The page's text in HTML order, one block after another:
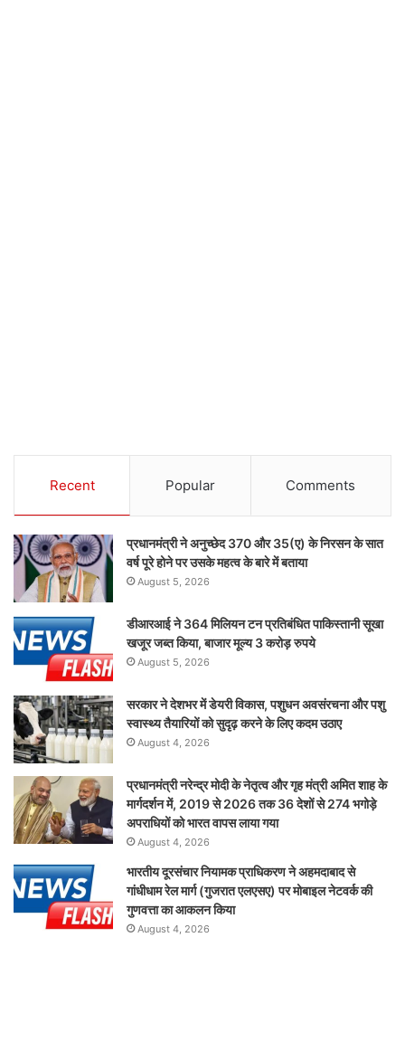
Recent Popular Comments
प्रधानमंत्री ने अनुच्छेद 370 और 35(ए) के निरसन के सात
वर्ष पूरे होने पर उसके महत्व के बारे में बताया
August 5, 2026
डीआरआई ने 364 मिलियन टन प्रतिबंधित पाकिस्तानी सूखा
खजूर जब्त किया, बाजार मूल्य 3 करोड़ रुपये
August 5, 2026
सरकार ने देशभर में डेयरी विकास, पशुधन अवसंरचना और पशु
स्वास्थ्य तैयारियों को सुदृढ़ करने के लिए कदम उठाए
August 4, 2026
प्रधानमंत्री नरेन्द्र मोदी के नेतृत्व और गृह मंत्री अमित शाह के
मार्गदर्शन में, 2019 से 2026 तक 36 देशों से 274 भगोड़े
अपराधियों को भारत वापस लाया गया
August 4, 2026
भारतीय दूरसंचार नियामक प्राधिकरण ने अहमदाबाद से
गांधीधाम रेल मार्ग (गुजरात एलएसए) पर मोबाइल नेटवर्क की
गुणवत्ता का आकलन किया
August 4, 2026